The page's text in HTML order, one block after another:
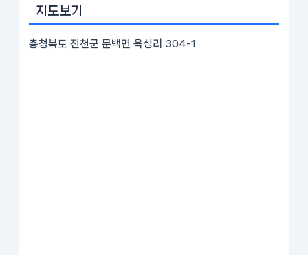
지도보기
충청북도 진천군 문백면 옥성리 304-1